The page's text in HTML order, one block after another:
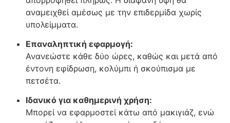
αναμειχθεί αμέσως με την επιδερμίδα χωρίς
υπολείμματα.
Επαναληπτική εφαρμογή:
Ανανεώστε κάθε δύο ώρες, καθώς και μετά από
έντονη εφίδρωση, κολύμπι ή σκούπισμα με
πετσέτα.
Ιδανικό για καθημερινή χρήση:
Μπορεί να εφαρμοστεί κάτω από μακιγιάζ, ενώ